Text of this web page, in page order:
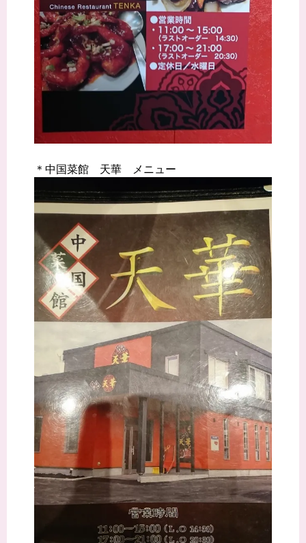
＊中国菜館 天華 メニュー